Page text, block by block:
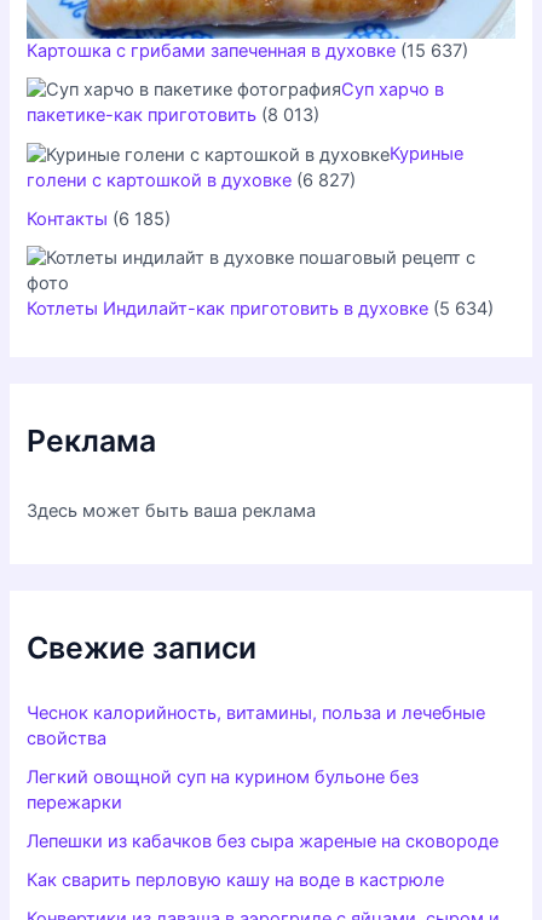
Картошка с грибами запеченная в духовке (15 637)
Суп харчо в
пакетике-как приготовить (8 013)
Куриные
голени с картошкой в духовке (6 827)
Контакты (6 185)
Котлеты Индилайт-как приготовить в духовке (5 634)
Реклама
Здесь может быть ваша реклама
Свежие записи
Чеснок калорийность, витамины, польза и лечебные
свойства
Легкий овощной суп на курином бульоне без
пережарки
Лепешки из кабачков без сыра жареные на сковороде
Как сварить перловую кашу на воде в кастрюле